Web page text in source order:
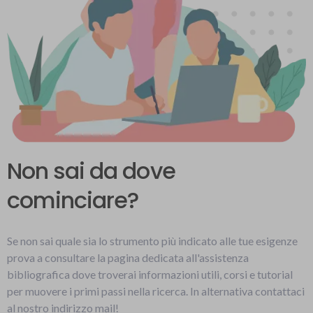
Non sai da dove
cominciare?
Se non sai quale sia lo strumento più indicato alle tue esigenze
prova a consultare la pagina dedicata all'assistenza
bibliografica dove troverai informazioni utili, corsi e tutorial
per muovere i primi passi nella ricerca. In alternativa contattaci
al nostro indirizzo mail!